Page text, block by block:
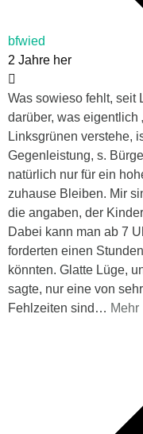
bfwied
2 Jahre her
Was sowieso fehlt, seit
darüber, was eigentlich
Linksgrünen verstehe,
Gegenleistung, s.
natürlich nur für ein
zuhause Bleiben. Mir
die angaben, der
Dabei kann man ab 7
forderten einen
könnten. Glatte Lüge,
sagte, nur eine von
Fehlzeiten sind … Mehr